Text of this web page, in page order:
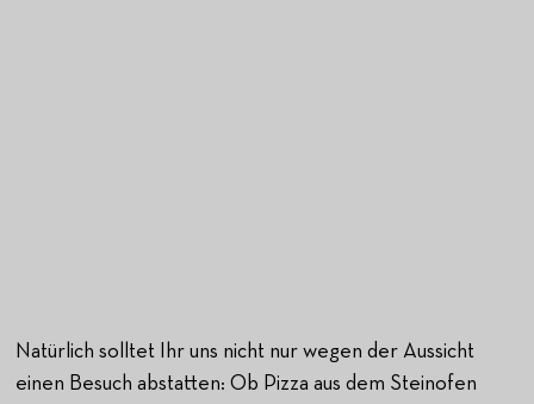
Natürlich solltet Ihr uns nicht nur wegen der Aussicht
einen Besuch abstatten: Ob Pizza aus dem Steinofen